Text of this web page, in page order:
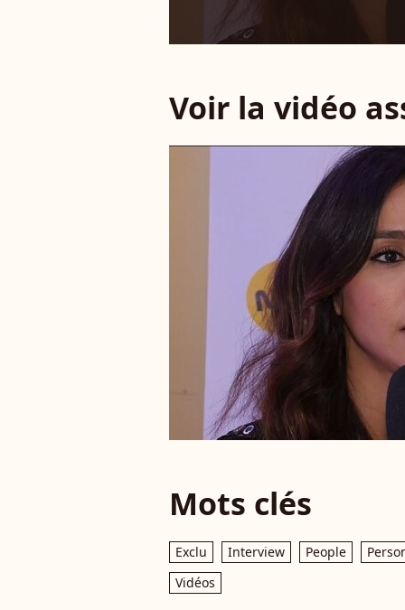
Voir la vidéo
Mots clés
Exclu Interview People
Vidéos